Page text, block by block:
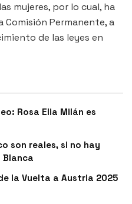
mujeres, por lo cual, ha
Permanente, a
de las leyes en
Rosa Elia Milán es
son reales, si no hay
Blanca
la Vuelta a Austria 2025